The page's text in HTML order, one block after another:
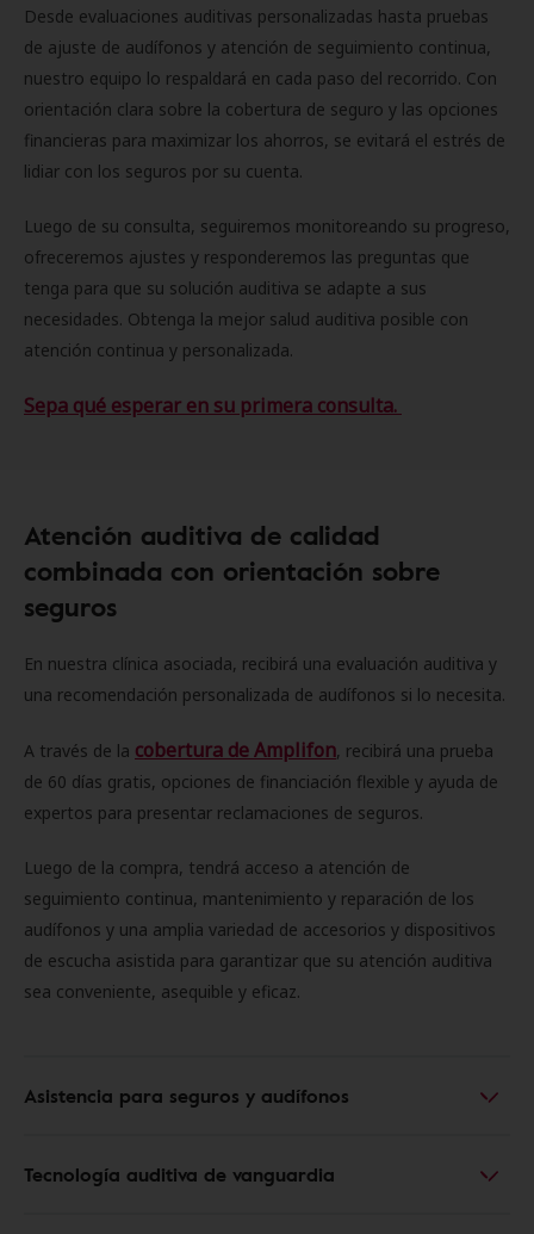
Desde evaluaciones auditivas personalizadas hasta pruebas
de ajuste de audífonos y atención de seguimiento continua,
nuestro equipo lo respaldará en cada paso del recorrido. Con
orientación clara sobre la cobertura de seguro y las opciones
financieras para maximizar los ahorros, se evitará el estrés de
lidiar con los seguros por su cuenta.
Luego de su consulta, seguiremos monitoreando su progreso,
ofreceremos ajustes y responderemos las preguntas que
tenga para que su solución auditiva se adapte a sus
necesidades. Obtenga la mejor salud auditiva posible con
atención continua y personalizada.
Sepa qué esperar en su primera consulta.
Atención auditiva de calidad
combinada con orientación sobre
seguros
En nuestra clínica asociada, recibirá una evaluación auditiva y
una recomendación personalizada de audífonos si lo necesita.
A través de la cobertura de Amplifon, recibirá una prueba
de 60 días gratis, opciones de financiación flexible y ayuda de
expertos para presentar reclamaciones de seguros.
Luego de la compra, tendrá acceso a atención de
seguimiento continua, mantenimiento y reparación de los
audífonos y una amplia variedad de accesorios y dispositivos
de escucha asistida para garantizar que su atención auditiva
sea conveniente, asequible y eficaz.
Asistencia para seguros y audífonos
Tecnología auditiva de vanguardia